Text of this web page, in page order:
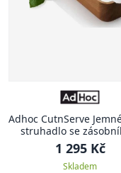
Adhoc CutnServe
struhadlo se
1 295 Kč
Skladem